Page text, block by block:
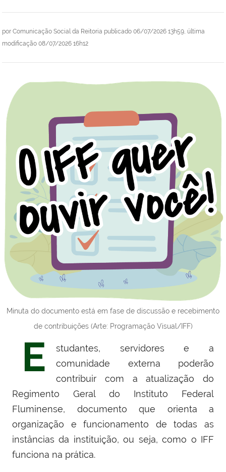
por Comunicação Social da Reitoria publicado 06/07/2026 13h59, última
modificação 08/07/2026 16h12
Minuta do documento está em fase de discussão e recebimento
de contribuições (Arte: Programação Visual/IFF)
E
studantes, servidores e a
comunidade externa poderão
contribuir com a atualização do
Regimento Geral do Instituto Federal
Fluminense, documento que orienta a
organização e funcionamento de todas as
instâncias da instituição, ou seja, como o IFF
funciona na prática.